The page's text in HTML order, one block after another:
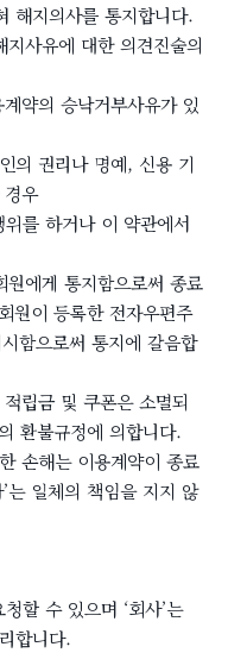
해지의사를 통지합니다.
지사유에 대한 의견진술의
약의 승낙거부사유가 있
의 권리나 명예, 신용 기
우
를 하거나 이 약관에서
원에게 통지함으로써 종료
원이 등록한 전자우편주
함으로써 통지에 갈음합
립금 및 쿠폰은 소멸되
환불규정에 의합니다.
손해는 이용계약이 종료
는 일체의 책임을 지지 않
할 수 있으며 ‘회사’는
합니다.